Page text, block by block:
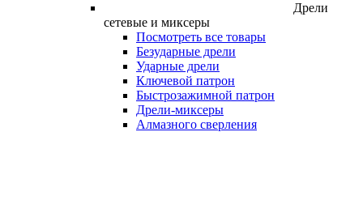
Дрели
сетевые и миксеры
Посмотреть все товары
Безударные дрели
Ударные дрели
Ключевой патрон
Быстрозажимной патрон
Дрели-миксеры
Алмазного сверления